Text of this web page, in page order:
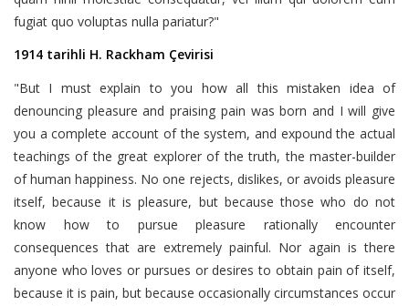
fugiat quo voluptas nulla pariatur?"
1914 tarihli H. Rackham Çevirisi
"But I must explain to you how all this mistaken idea of
denouncing pleasure and praising pain was born and I will give
you a complete account of the system, and expound the actual
teachings of the great explorer of the truth, the master-builder
of human happiness. No one rejects, dislikes, or avoids pleasure
itself, because it is pleasure, but because those who do not
know how to pursue pleasure rationally encounter
consequences that are extremely painful. Nor again is there
anyone who loves or pursues or desires to obtain pain of itself,
because it is pain, but because occasionally circumstances occur